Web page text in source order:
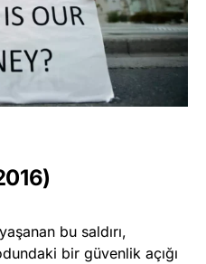
bu saldırı,
bir güvenlik açığı